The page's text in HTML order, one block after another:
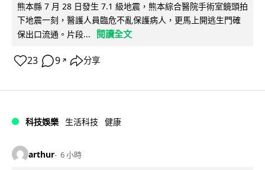
熊本縣 7 月 28 日發生 7.1 級地震，熊本綜合醫院手術室鏡頭拍
下地震一刻，醫護人員臨危不亂保護病人，更馬上開逃生門確
保出口流通。片段...
閱讀全文
23 9 ↗ 分享
科技娛樂 生活科技 健康
arthur 6 小時